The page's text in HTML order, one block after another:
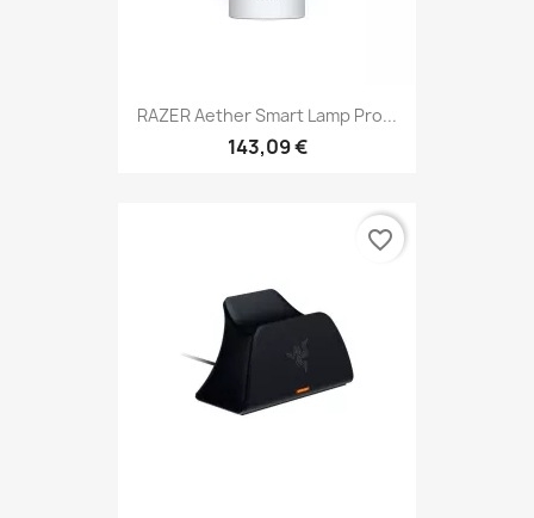
RAZER Aether Smart Lamp Pro...
143,09 €
favorite_border